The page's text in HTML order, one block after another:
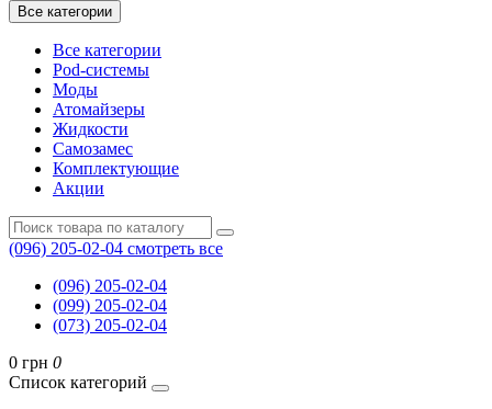
Все категории
Все категории
Pod-системы
Моды
Атомайзеры
Жидкости
Самозамес
Комплектующие
Акции
(096) 205-02-04 смотреть все
(096) 205-02-04
(099) 205-02-04
(073) 205-02-04
0 грн 0
Список категорий